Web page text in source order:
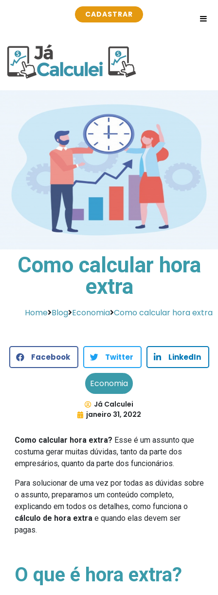
CADASTRAR
Como calcular hora
extra
Home Blog Economia Como calcular hora extra
Facebook Twitter LinkedIn
Economia
Já Calculei
janeiro 31, 2022
Como calcular hora extra? Esse é um assunto que
costuma gerar muitas dúvidas, tanto da parte dos
empresários, quanto da parte dos funcionários.
Para solucionar de uma vez por todas as dúvidas sobre
o assunto, preparamos um conteúdo completo,
explicando em todos os detalhes, como funciona o
cálculo de hora extra e quando elas devem ser
pagas.
O que é hora extra?